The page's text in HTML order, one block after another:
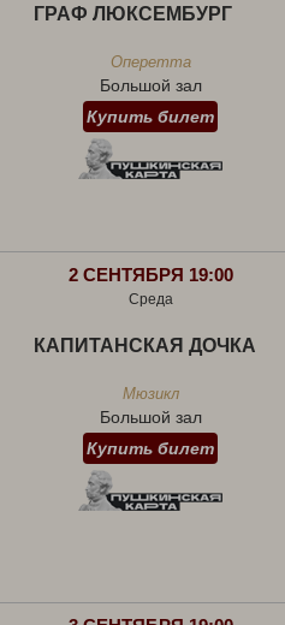
ГРАФ ЛЮКСЕМБУРГ
Оперетта
Большой зал
Купить билет
2 СЕНТЯБРЯ 19:00
Среда
КАПИТАНСКАЯ ДОЧКА
Мюзикл
Большой зал
Купить билет